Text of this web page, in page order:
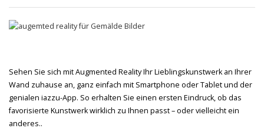
Sehen Sie sich mit Augmented Reality Ihr Lieblingskunstwerk an Ihrer
Wand zuhause an, ganz einfach mit Smartphone oder Tablet und der
genialen iazzu-App. So erhalten Sie einen ersten Eindruck, ob das
favorisierte Kunstwerk wirklich zu Ihnen passt – oder vielleicht ein
anderes..